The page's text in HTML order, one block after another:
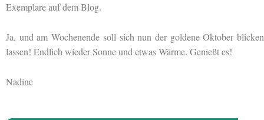
Exemplare auf dem Blog.
Ja, und am Wochenende soll sich nun der goldene Oktober blicken
lassen! Endlich wieder Sonne und etwas Wärme. Genießt es!
Nadine